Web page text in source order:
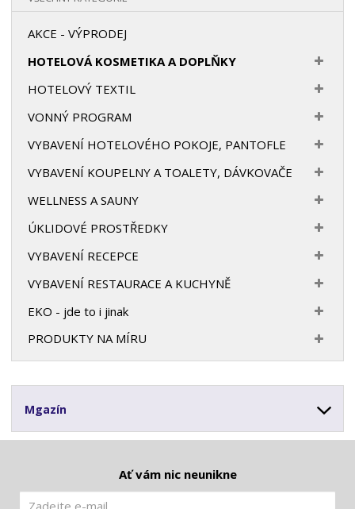
AKCE - VÝPRODEJ
HOTELOVÁ KOSMETIKA A DOPLŇKY
HOTELOVÝ TEXTIL
VONNÝ PROGRAM
VYBAVENÍ HOTELOVÉHO POKOJE, PANTOFLE
VYBAVENÍ KOUPELNY A TOALETY, DÁVKOVAČE
WELLNESS A SAUNY
ÚKLIDOVÉ PROSTŘEDKY
VYBAVENÍ RECEPCE
VYBAVENÍ RESTAURACE A KUCHYNĚ
EKO - jde to i jinak
PRODUKTY NA MÍRU
Mgazín
Ať vám nic neunikne